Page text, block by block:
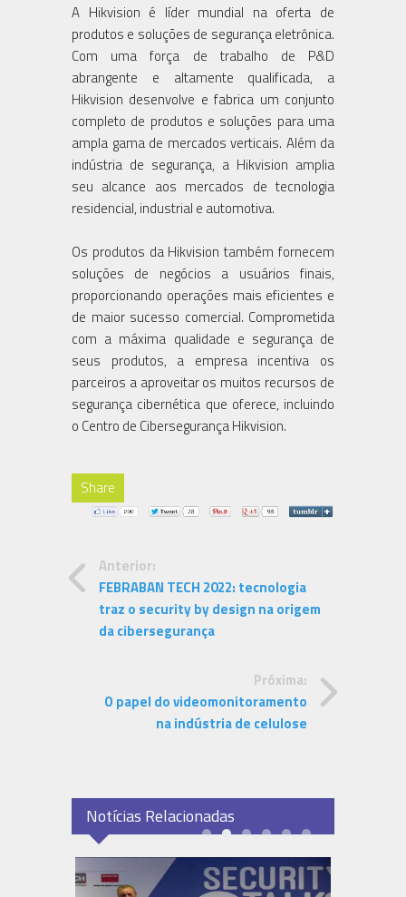
A Hikvision é líder mundial na oferta de
produtos e soluções de segurança eletrônica.
Com uma força de trabalho de P&D
abrangente e altamente qualificada, a
Hikvision desenvolve e fabrica um conjunto
completo de produtos e soluções para uma
ampla gama de mercados verticais. Além da
indústria de segurança, a Hikvision amplia
seu alcance aos mercados de tecnologia
residencial, industrial e automotiva.
Os produtos da Hikvision também fornecem
soluções de negócios a usuários finais,
proporcionando operações mais eficientes e
de maior sucesso comercial. Comprometida
com a máxima qualidade e segurança de
seus produtos, a empresa incentiva os
parceiros a aproveitar os muitos recursos de
segurança cibernética que oferece, incluindo
o Centro de Cibersegurança Hikvision.
Share
Anterior:
FEBRABAN TECH 2022: tecnologia
traz o security by design na origem
da cibersegurança
Próxima:
O papel do videomonitoramento
na indústria de celulose
Notícias Relacionadas